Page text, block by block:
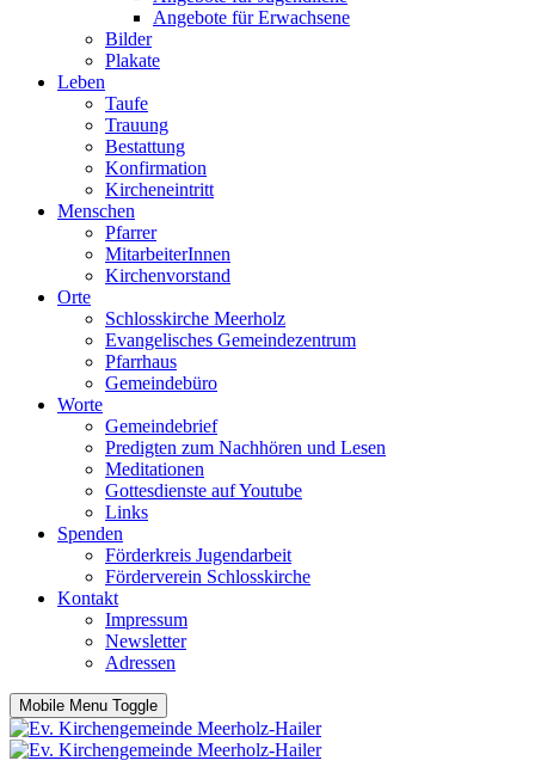
Angebote für Erwachsene
Bilder
Plakate
Leben
Taufe
Trauung
Bestattung
Konfirmation
Kircheneintritt
Menschen
Pfarrer
MitarbeiterInnen
Kirchenvorstand
Orte
Schlosskirche Meerholz
Evangelisches Gemeindezentrum
Pfarrhaus
Gemeindebüro
Worte
Gemeindebrief
Predigten zum Nachhören und Lesen
Meditationen
Gottesdienste auf Youtube
Links
Spenden
Förderkreis Jugendarbeit
Förderverein Schlosskirche
Kontakt
Impressum
Newsletter
Adressen
Mobile Menu Toggle